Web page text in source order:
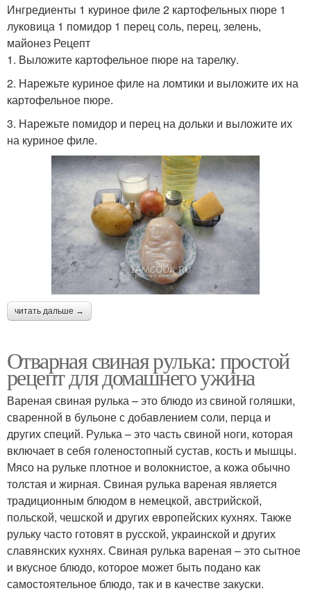
Ингредиенты 1 куриное филе 2 картофельных пюре 1
луковица 1 помидор 1 перец соль, перец, зелень,
майонез Рецепт
1. Выложите картофельное пюре на тарелку.
2. Нарежьте куриное филе на ломтики и выложите их на
картофельное пюре.
3. Нарежьте помидор и перец на дольки и выложите их
на куриное филе.
читать дальше →
Отварная свиная рулька: простой
рецепт для домашнего ужина
Вареная свиная рулька – это блюдо из свиной голяшки,
сваренной в бульоне с добавлением соли, перца и
других специй. Рулька – это часть свиной ноги, которая
включает в себя голеностопный сустав, кость и мышцы.
Мясо на рульке плотное и волокнистое, а кожа обычно
толстая и жирная. Свиная рулька вареная является
традиционным блюдом в немецкой, австрийской,
польской, чешской и других европейских кухнях. Также
рульку часто готовят в русской, украинской и других
славянских кухнях. Свиная рулька вареная – это сытное
и вкусное блюдо, которое может быть подано как
самостоятельное блюдо, так и в качестве закуски.